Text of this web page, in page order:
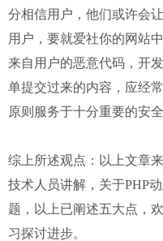
分相信用户，他们或许会
用户，要就爱社你的网站
来自用户的恶意代码，开
单提交过来的内容，应经
原则服务于十分重要的安全
综上所述观点：以上文章
技术人员讲解，关于PHP
题，以上已阐述五大点，
习探讨进步。